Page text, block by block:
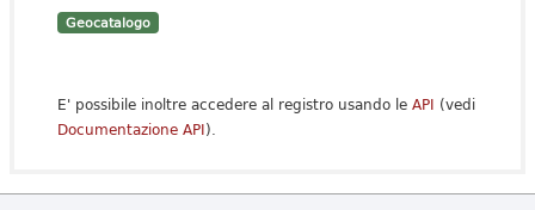
Geocatalogo
E' possibile inoltre accedere al registro usando le API (vedi
Documentazione API).